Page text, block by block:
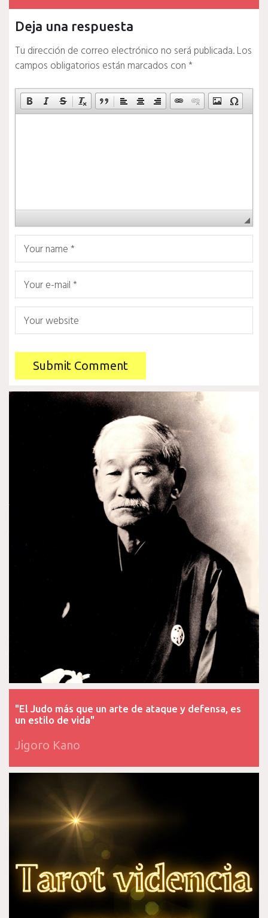
Deja una respuesta
Tu dirección de correo electrónico no será publicada.Los
campos obligatorios están marcados con*
"El Judo más que un arte de ataque y defensa, es
un estilo de vida"
Jigoro Kano